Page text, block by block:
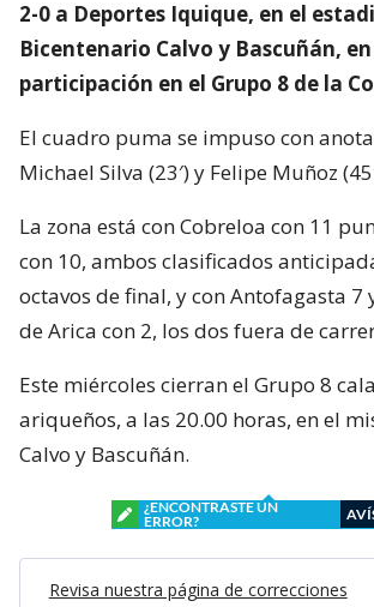
2-0 a Deportes Iquique, en el
Bicentenario Calvo y Bascuñán,
participación en el Grupo 8 de la
El cuadro puma se impuso con
Michael Silva (23′) y Felipe Muñoz
La zona está con Cobreloa con 11
con 10, ambos clasificados
octavos de final, y con Antofagasta 7
de Arica con 2, los dos fuera de
Este miércoles cierran el Grupo 8
ariqueños, a las 20.00 horas, en el
Calvo y Bascuñán.
¿ENCONTRASTE UN
ERROR?
Revisa nuestra página de correcciones